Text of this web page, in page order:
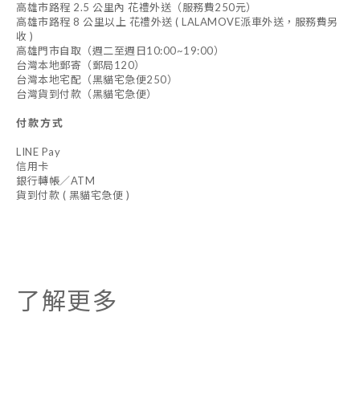
高雄市路程 2.5 公里內 花禮外送（服務費250元）
高雄市路程 8 公里以上 花禮外送 ( LALAMOVE派車外送，服務費另
收 )
高雄門市自取（週二至週日10:00~19:00）
台灣本地郵寄（郵局120）
台灣本地宅配（黑貓宅急便250）
台灣貨到付款（黑貓宅急便）
付款方式
LINE Pay
信用卡
銀行轉帳／ATM
貨到付款 ( 黑貓宅急便 )
了解更多